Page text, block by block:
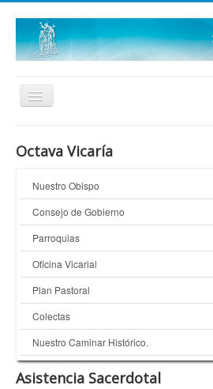
Quienes Somos
¿Dónde Estamos?
Galerías
Octava Vicaría
Nuestro Obispo
Consejo de Gobierno
Parroquias
Oficina Vicarial
Plan Pastoral
Colectas
Nuestro Caminar Histórico.
Asistencia Sacerdotal